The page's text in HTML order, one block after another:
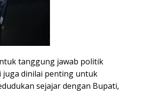
tanggung jawab politik
juga dinilai penting untuk
sejajar dengan Bupati,